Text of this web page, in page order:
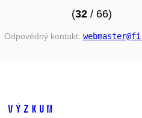
(32/ 66)
Odpovědný kontakt: webmaster@fi
VÝZKUM